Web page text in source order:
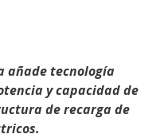
añade tecnología
y capacidad de
de recarga de